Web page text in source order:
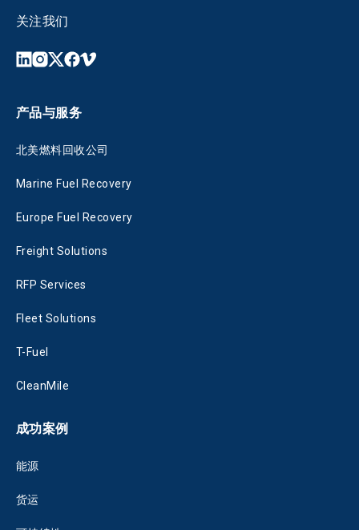
关注我们
产品与服务
北美燃料回收公司
Marine Fuel Recovery
Europe Fuel Recovery
Freight Solutions
RFP Services
Fleet Solutions
T-Fuel
CleanMile
成功案例
能源
货运